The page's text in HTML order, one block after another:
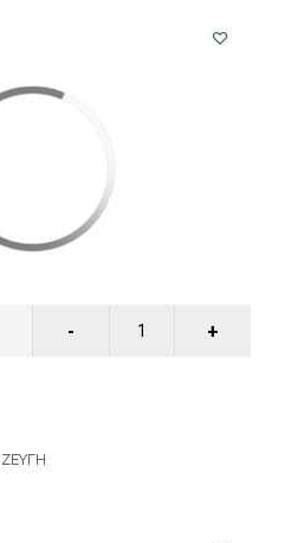
ΖΕΥΓΗ